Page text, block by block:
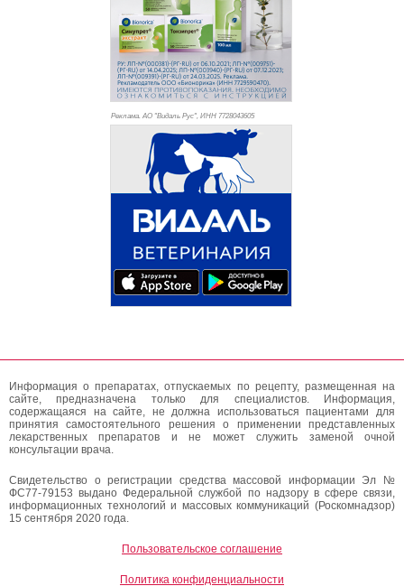
Реклама. АО "Видаль Рус", ИНН 7728043605
Информация о препаратах, отпускаемых по рецепту, размещенная на
сайте, предназначена только для специалистов. Информация,
содержащаяся на сайте, не должна использоваться пациентами для
принятия самостоятельного решения о применении представленных
лекарственных препаратов и не может служить заменой очной
консультации врача.
Свидетельство о регистрации средства массовой информации Эл №
ФС77-79153 выдано Федеральной службой по надзору в сфере связи,
информационных технологий и массовых коммуникаций (Роскомнадзор)
15 сентября 2020 года.
Пользовательское соглашение
Политика конфиденциальности